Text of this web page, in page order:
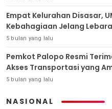
Empat Kelurahan Disasar,
Kebahagiaan Jelang
5 bulan yang lalu
Pemkot Palopo Resmi
Akses Transportasi yang
5 bulan yang lalu
NASIONAL